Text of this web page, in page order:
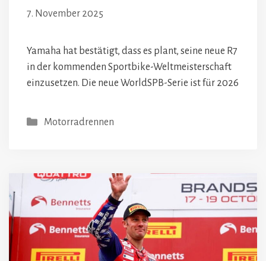
7. November 2025
Yamaha hat bestätigt, dass es plant, seine neue R7
in der kommenden Sportbike-Weltmeisterschaft
einzusetzen. Die neue WorldSPB-Serie ist für 2026
Kategorien
Motorradrennen